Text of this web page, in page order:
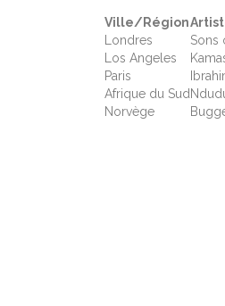
Ville/Région
Londres
Sons
Los Angeles
Paris
Afrique du Sud
Norvège